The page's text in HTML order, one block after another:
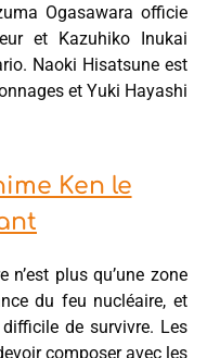
Ogasawara officie
et Kazuhiko Inukai
Naoki Hisatsune est
et Yuki Hayashi
Ken le
n’est plus qu’une zone
du feu nucléaire, et
de survivre. Les
composer avec les